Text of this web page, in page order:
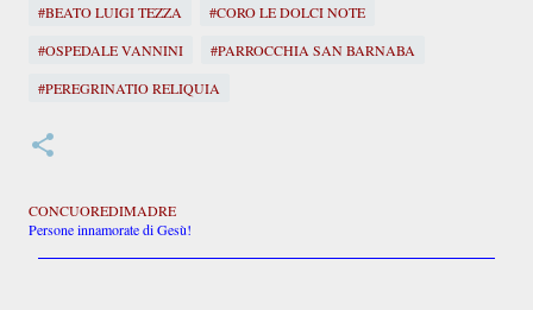
#BEATO LUIGI TEZZA
#CORO LE DOLCI NOTE
#OSPEDALE VANNINI
#PARROCCHIA SAN BARNABA
#PEREGRINATIO RELIQUIA
CONCUOREDIMADRE
Persone innamorate di Gesù!